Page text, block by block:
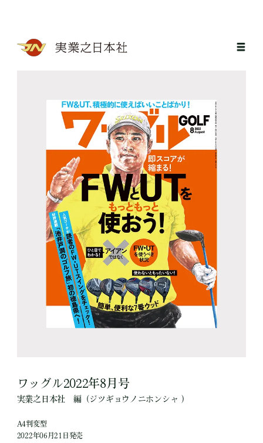
ワッグル2022年8月号
実業之日本社 編（ジツギョウノニホンシャ ）
A4判変型
2022年06月21日発売